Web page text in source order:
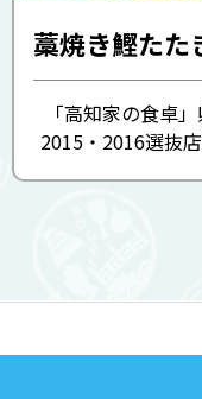
「高知家の食卓
2015・2016選抜